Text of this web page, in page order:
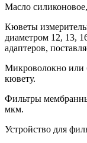
Масло
Кюветы
диаметром 12, 13,
адаптеров,
Микроволокно или
кювету.
Фильтры
мкм.
Устройство для